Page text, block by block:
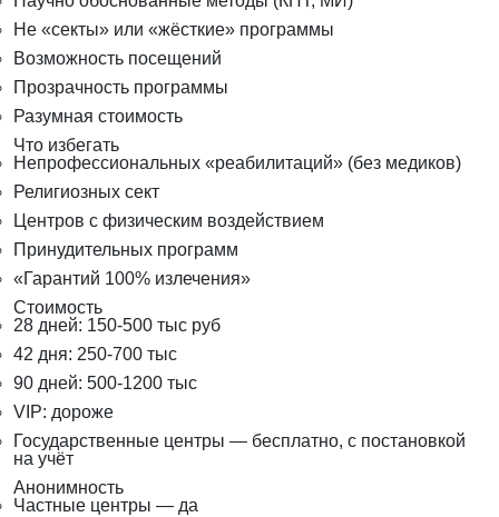
Не «секты» или «жёсткие» программы
Возможность посещений
Прозрачность программы
Разумная стоимость
Что избегать
Непрофессиональных «реабилитаций» (без медиков)
Религиозных сект
Центров с физическим воздействием
Принудительных программ
«Гарантий 100% излечения»
Стоимость
28 дней: 150-500 тыс руб
42 дня: 250-700 тыс
90 дней: 500-1200 тыс
VIP: дороже
Государственные центры — бесплатно, с постановкой
на учёт
Анонимность
Частные центры — да